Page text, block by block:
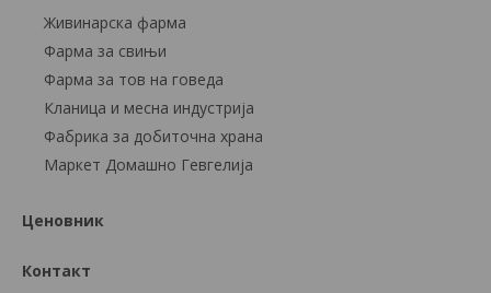
Живинарска фарма
Фарма за свињи
Фарма за тов на говеда
Кланица и месна индустрија
Фабрика за добиточна храна
Маркет Домашно Гевгелија
Ценовник
Контакт